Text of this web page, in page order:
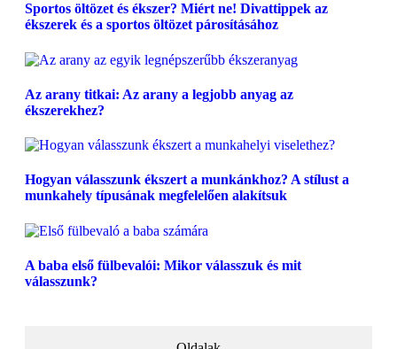
Sportos öltözet és ékszer? Miért ne! Divattippek az
ékszerek és a sportos öltözet párosításához
Az arany titkai: Az arany a legjobb anyag az
ékszerekhez?
Hogyan válasszunk ékszert a munkánkhoz? A stílust a
munkahely típusának megfelelően alakítsuk
A baba első fülbevalói: Mikor válasszuk és mit
válasszunk?